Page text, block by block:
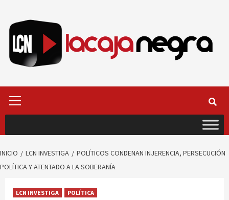
contenido
primario
INICIO LCN INVESTIGA
POLÍTICOS CONDENAN INJERENCIA, PERSECUCIÓN
POLÍTICA Y ATENTADO A LA SOBERANÍA
LCN INVESTIGA POLÍTICA